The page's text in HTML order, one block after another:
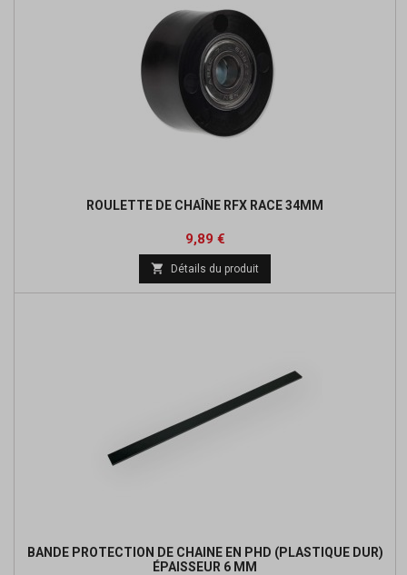
ROULETTE DE CHAÎNE RFX RACE 34MM
Prix
9,89 €Prix
base
 Détails du produit
BANDE PROTECTION DE CHAINE EN PHD (PLASTIQUE DUR)
ÉPAISSEUR 6 MM